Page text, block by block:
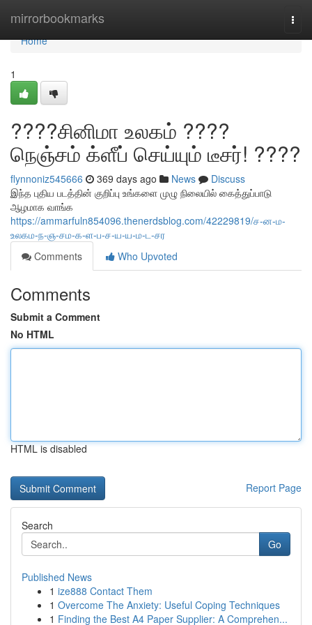
mirrorbookmarks
Home
Home
1
????சினிமா உலகம் ????
நெஞ்சம் க்ளீப் செய்யும் டீசர்! ????
flynnoniz545666 369 days ago News
Discuss
இந்த புதிய படத்தின் குறிப்பு உங்களை முழு நிலையில் கைத்துப்பாடு
ஆழமாக வாங்க
https://ammarfuln854096.thenerdsblog.com/42229819/ச-ன-ம-
உலகம-ந-ஞ-சம-க-ள-ப-ச-ய-ய-ம-ட-சர
Comments
Who Upvoted
Comments
Submit a Comment
No HTML
HTML is disabled
Report Page
Search
Go
Published News
1 ize888 Contact Them
1 Overcome The Anxiety: Useful Coping Techniques
1 Finding the Best A4 Paper Supplier: A Comprehen...